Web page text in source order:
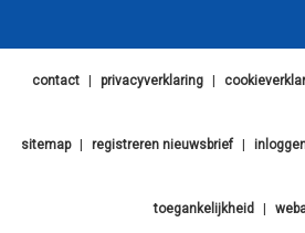
contact privacyverklaring
sitemap registreren nieuwsbrief
toegankelijkheid